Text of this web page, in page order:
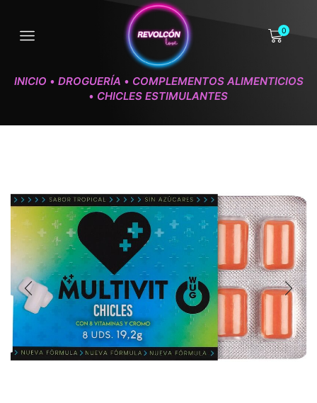
0
INICIO • DROGUERÍA • COMPLEMENTOS ALIMENTICIOS
• CHICLES ESTIMULANTES